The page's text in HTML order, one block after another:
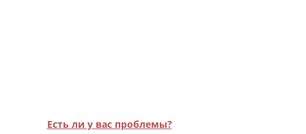
Есть ли у вас проблемы?